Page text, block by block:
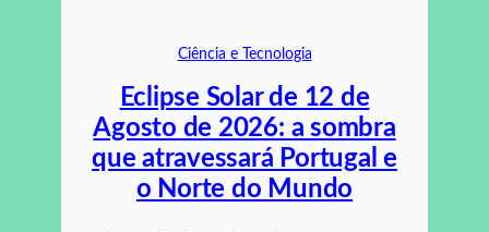
Ciência e Tecnologia
Eclipse Solar de 12 de
Agosto de 2026: a sombra
que atravessará Portugal e
o Norte do Mundo